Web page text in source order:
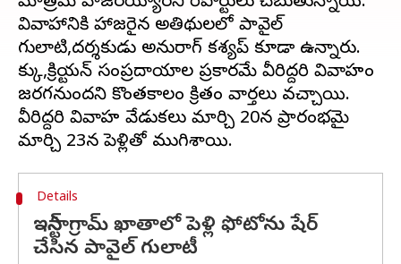
వివాహానికి హాజరైన అతిథులలో పావైల్
గులాటి,దర్శకుడు అనురాగ్ కశ్యప్ కూడా ఉన్నారు.
సిక్కు,క్రిస్టియన్ సంప్రదాయాల ప్రకారమే వీరిద్దరి వివాహం
జరగనుందని కొంతకాలం క్రితం వార్తలు వచ్చాయి.
వీరిద్దరి వివాహ వేడుకలు మార్చి 20న ప్రారంభమై
Details
ఇన్‌స్టాగ్రామ్ ఖాతాలో పెళ్లి ఫోటోను షేర్
చేసిన పావైల్ గులాటీ